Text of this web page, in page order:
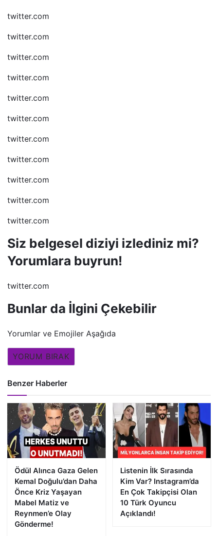
twitter.com
twitter.com
twitter.com
twitter.com
twitter.com
twitter.com
twitter.com
twitter.com
twitter.com
twitter.com
twitter.com
Siz belgesel diziyi izlediniz mi?
Yorumlara buyrun!
twitter.com
Bunlar da İlgini Çekebilir
Yorumlar ve Emojiler Aşağıda
YORUM BIRAK
Benzer Haberler
Ödül Alınca Gaza Gelen
Kemal Doğulu’dan Daha
Önce Kriz Yaşayan
Mabel Matiz ve
Reynmen’e Olay
Gönderme!
Listenin İlk Sırasında
Kim Var? Instagram’da
En Çok Takipçisi Olan
10 Türk Oyuncu
Açıklandı!